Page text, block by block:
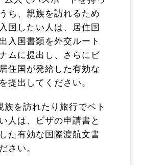
ち、親族を訪れるため
国したい人は、居住国
入国書類を外交ルート
ムに提出し、さらにビ
住国が発給した有効な
提出してください。
族を訪れたり旅行でベト
人は、ビザの申請書と
た有効な国際渡航文書
さい。